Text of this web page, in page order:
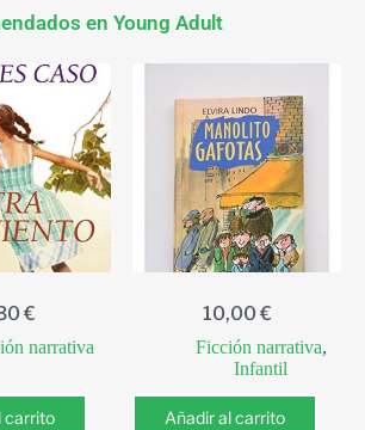
en Young Adult
€
narrativa
carrito
10,00 €
Ficción narrativa,
Infantil
Añadir al carrito